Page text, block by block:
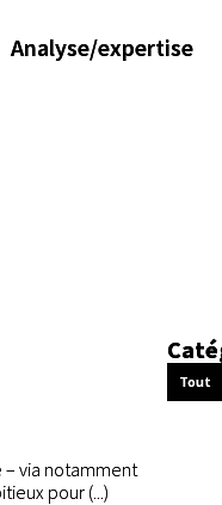
Analyse/expertise
– via notamment
pour (...)
Tout